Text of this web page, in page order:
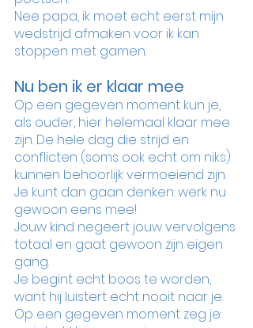
Nee papa, ik moet echt eerst mijn
wedstrijd afmaken voor ik kan
stoppen met gamen.
Nu ben ik er klaar mee
Op een gegeven moment kun je,
als ouder, hier helemaal klaar mee
zijn. De hele dag die strijd en
conflicten (soms ook echt om niks)
kunnen behoorlijk vermoeiend zijn.
Je kunt dan gaan denken: werk nu
gewoon eens mee!
Jouw kind negeert jouw vervolgens
totaal en gaat gewoon zijn eigen
gang.
Je begint echt boos te worden,
want hij luistert echt nooit naar je.
Op een gegeven moment zeg je: